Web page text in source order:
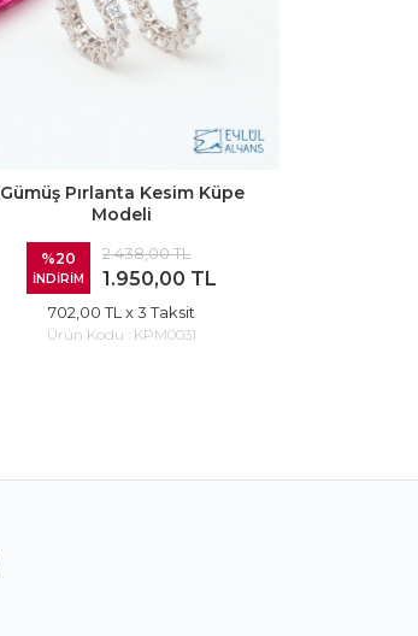
Gümüş Pırlanta Kesim Küpe
Modeli
%20
İNDİRİM
2.438,00 TL
1.950,00 TL
702,00 TL x 3 Taksit
Ürün Kodu : KPM0031